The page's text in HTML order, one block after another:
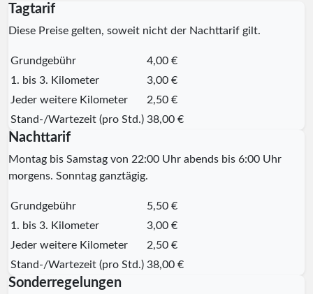
Tagtarif
Diese Preise gelten, soweit nicht der Nachttarif gilt.
Grundgebühr
4,00 €
1. bis 3. Kilometer
3,00 €
Jeder weitere Kilometer
2,50 €
Stand-/Wartezeit (pro Std.) 38,00 €
Nachttarif
Montag bis Samstag von 22:00 Uhr abends bis 6:00 Uhr
morgens. Sonntag ganztägig.
Grundgebühr
5,50 €
1. bis 3. Kilometer
3,00 €
Jeder weitere Kilometer
2,50 €
Stand-/Wartezeit (pro Std.) 38,00 €
Sonderregelungen